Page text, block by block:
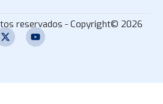
reservados - Copyright© 2026